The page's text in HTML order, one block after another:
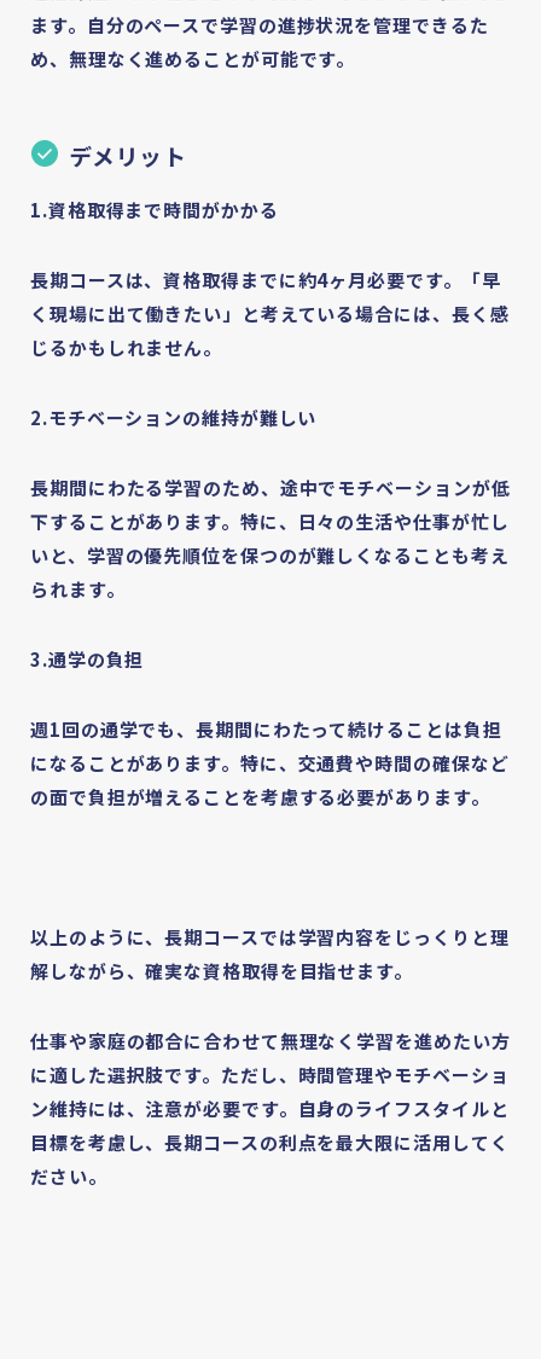
ます。自分のペースで学習の進捗状況を管理できるた
め、無理なく進めることが可能です。
デメリット
1.資格取得まで時間がかかる
長期コースは、資格取得までに約4ヶ月必要です。「早
く現場に出て働きたい」と考えている場合には、長く感
じるかもしれません。
2.モチベーションの維持が難しい
長期間にわたる学習のため、途中でモチベーションが低
下することがあります。特に、日々の生活や仕事が忙し
いと、学習の優先順位を保つのが難しくなることも考え
られます。
3.通学の負担
週1回の通学でも、長期間にわたって続けることは負担
になることがあります。特に、交通費や時間の確保など
の面で負担が増えることを考慮する必要があります。
以上のように、長期コースでは学習内容をじっくりと理
解しながら、確実な資格取得を目指せます。
仕事や家庭の都合に合わせて無理なく学習を進めたい方
に適した選択肢です。ただし、時間管理やモチベーショ
ン維持には、注意が必要です。自身のライフスタイルと
目標を考慮し、長期コースの利点を最大限に活用してく
ださい。